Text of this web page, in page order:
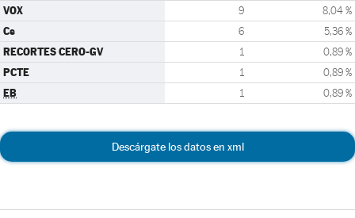
VOX 9 8,04 %
Cs 6 5,36 %
RECORTES CERO-GV 1 0,89 %
PCTE 1 0,89 %
EB 1 0,89 %
Descárgate los datos en xml